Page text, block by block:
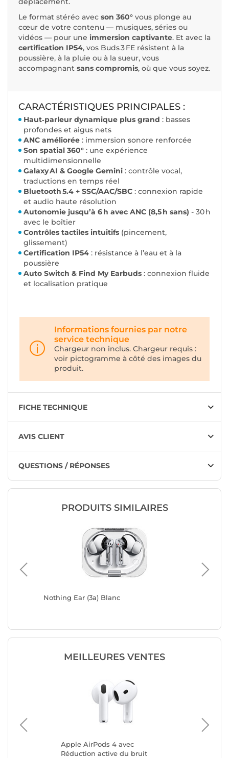
Le format stéréo avec son 360° vous plonge au
cœur de votre contenu — musiques, séries ou
vidéos — pour une immersion captivante. Et avec la
certification IP54, vos Buds 3 FE résistent à la
poussière, à la pluie ou à la sueur, vous
accompagnant sans compromis, où que vous soyez.
CARACTÉRISTIQUES PRINCIPALES :
Haut‑parleur dynamique plus grand : basses
profondes et aigus nets
ANC améliorée : immersion sonore renforcée
Son spatial 360° : une expérience
multidimensionnelle
Galaxy AI & Google Gemini : contrôle vocal,
traductions en temps réel
Bluetooth 5.4 + SSC/AAC/SBC : connexion rapide
et audio haute résolution
Autonomie jusqu’à 6 h avec ANC (8,5 h sans) - 30 h
avec le boîtier
Contrôles tactiles intuitifs (pincement,
glissement)
Certification IP54 : résistance à l’eau et à la
poussière
Auto Switch & Find My Earbuds : connexion fluide
et localisation pratique
Informations fournies par notre
service technique
Chargeur non inclus. Chargeur requis :
voir pictogramme à côté des images du
produit.
FICHE TECHNIQUE
AVIS CLIENT
QUESTIONS / RÉPONSES
PRODUITS SIMILAIRES
Nothing Ear (3a) Blanc
MEILLEURES VENTES
Apple AirPods 4 avec
Réduction active du bruit